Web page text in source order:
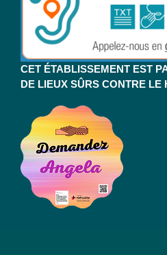
CET ÉTABLISSEMENT EST
DE LIEUX SÛRS CONTRE LE